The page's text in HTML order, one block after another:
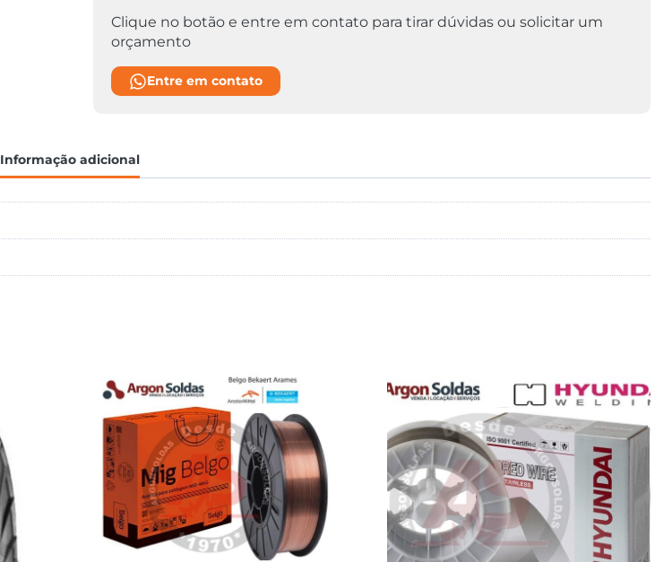
Clique no botão e entre em contato para tirar dúvidas ou solicitar um
orçamento
Entre em contato
Informação adicional